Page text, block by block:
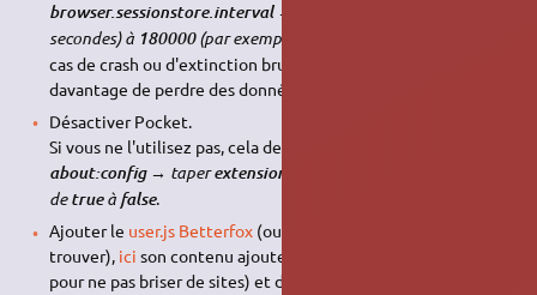
browser.sessionstore.interval →
secondes) à 180000(par exemple, =3 minutes)
cas de crash ou d'extinction brutale vous risquez donc
davantage de perdre des données.
Désactiver Pocket.
Si vous ne l'utilisez pas, cela devrait libérer des ressources.
about:config → taperextensions.pocket.enabled
detrueà false.
Ajouter le user.js Betterfox(ou un autre équivalent à
trouver), ici son contenu ajoute de la sécurité (mais pas trop
pour ne pas briser de sites) et de la rapidité. Voir plus